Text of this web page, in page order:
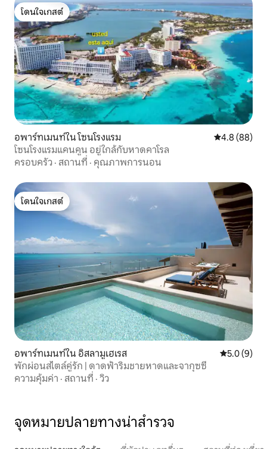
โดนใจเกสต์
โดนใจเกสต์
อพาร์ทเมนท์ใน โซนโรงแรม คะแนนเฉลี่ย
4.8 (88)
โซนโรงแรมแคนคูน อยู่ใกล้กับหาดคาโรล
ครอบครัว · สถานที่ · คุณภาพการนอน
โดนใจเกสต์
โดนใจเกสต์
อพาร์ทเมนท์ใน อิสลามูเฮเรส คะแนนเฉลี่
5.0 (9)
พักผ่อนสไตล์คู่รัก | ดาดฟ้าริมชายหาดและจากุซซี่
ความคุ้มค่า · สถานที่ · วิว
จุดหมายปลายทางน่าสำรวจ